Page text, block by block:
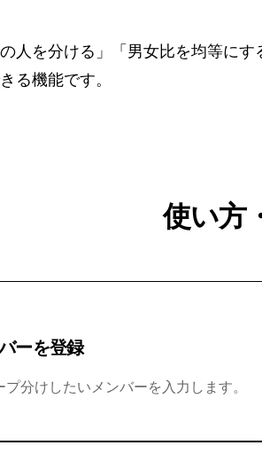
の人を分ける」「男女比を均等に
る機能です。
使い方
ーを登録
プ分けしたいメンバーを入力します。